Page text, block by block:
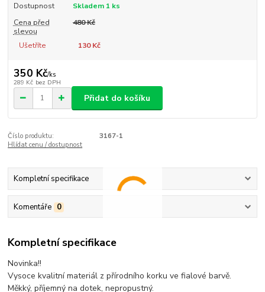
Dostupnost
Skladem 1 ks
Cena před
slevou
480 Kč
Ušetříte 130 Kč
350 Kč/ks
289 Kč bez DPH
Přidat do košíku
Číslo produktu:
3167-1
Hlídat cenu / dostupnost
Kompletní specifikace
Komentáře 0
Kompletní specifikace
Novinka!!
Vysoce kvalitní materiál z přírodního korku ve fialové barvě.
Měkký, příjemný na dotek, nepropustný.